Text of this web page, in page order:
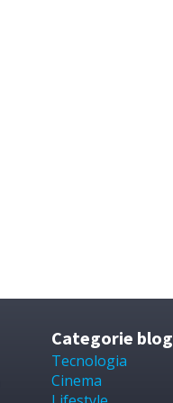
Categorie blog
Tecnologia
Cinema